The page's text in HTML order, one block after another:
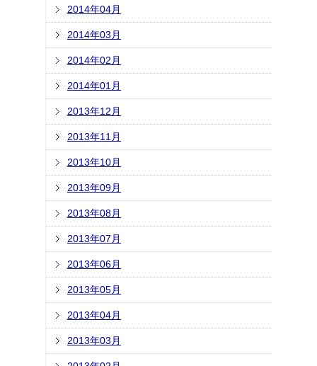
2014年04月
2014年03月
2014年02月
2014年01月
2013年12月
2013年11月
2013年10月
2013年09月
2013年08月
2013年07月
2013年06月
2013年05月
2013年04月
2013年03月